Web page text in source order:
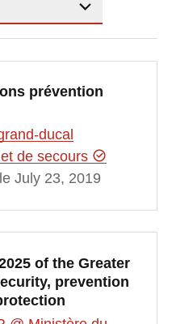
prévention
ducal
de secours
July 23, 2019
of the Greater
prevention